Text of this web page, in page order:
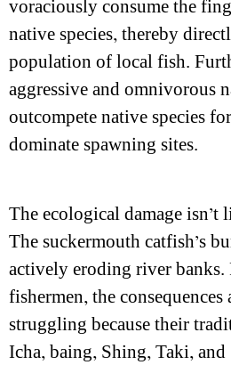
voraciously consume the
native species, thereby
population of local fish.
aggressive and omnivorous
outcompete native species
dominate spawning sites.
The ecological damage isn’t
The suckermouth catfish’s
actively eroding river banks.
fishermen, the consequences
struggling because their
Icha, baing, Shing, Taki, and